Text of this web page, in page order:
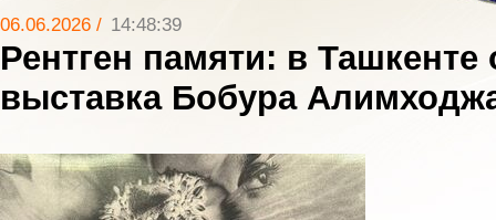
06.06.2026 / 14:48:39
Рентген памяти: в Ташкенте
выставка Бобура